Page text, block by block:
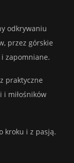
odkrywaniu
przez górskie
zapomniane.
praktyczne
miłośników
kroku i z pasją.